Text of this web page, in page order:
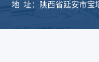
地 址：陕西省延安市宝